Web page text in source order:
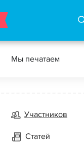
Мы печатаем
Участников
Статей